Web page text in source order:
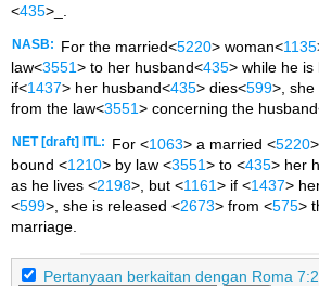
<435>_.
NASB: For the married<5220> woman<1135
law<3551> to her husband<435> while he is
if<1437> her husband<435> dies<599>, she
from the law<3551> concerning the
NET [draft] ITL: For <1063> a married <5220
bound <1210> by law <3551> to <435> her
as he lives <2198>, but <1161> if <1437>
<599>, she is released <2673> from <575>
marriage.
Pertanyaan berkaitan dengan Roma 7:2